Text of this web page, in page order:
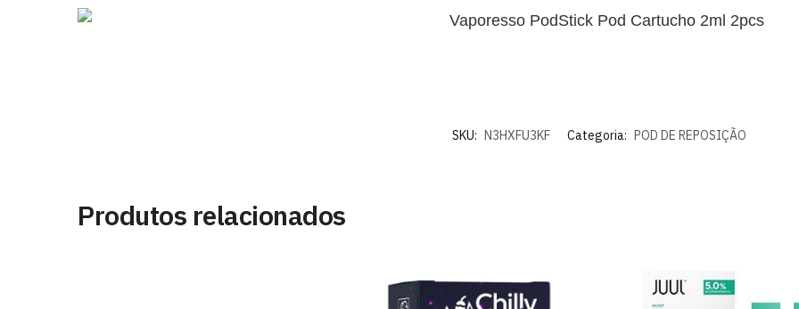
SKU: N3HXFU3KF Categoria: POD DE REPOSIÇÃO
Produtos relacionados